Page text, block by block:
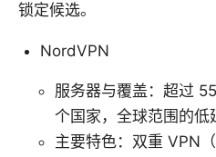
锁定候选。
NordVPN
服务器与覆盖：超过
个国家，全球范围的低
主要特色：双重 VPN